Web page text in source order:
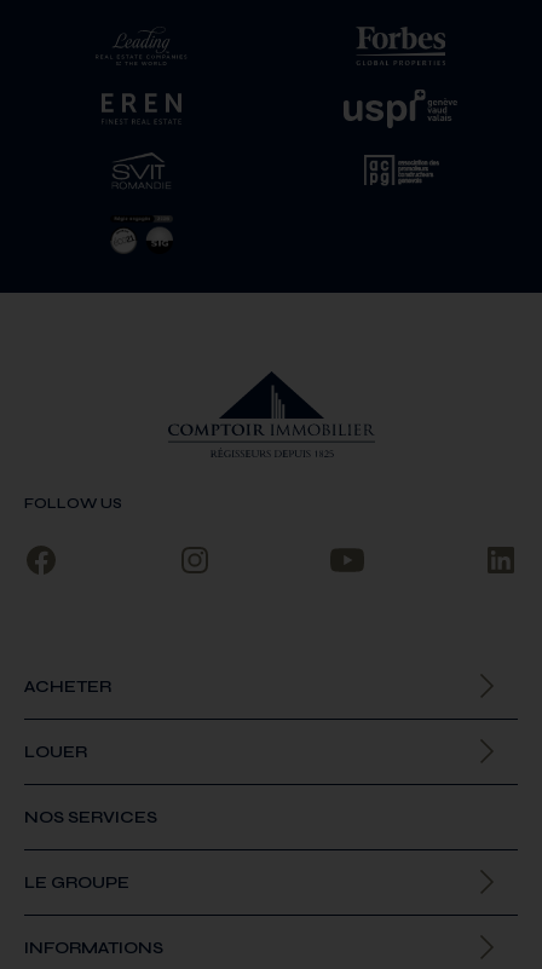
FOLLOW US
ACHETER
LOUER
NOS SERVICES
LE GROUPE
INFORMATIONS